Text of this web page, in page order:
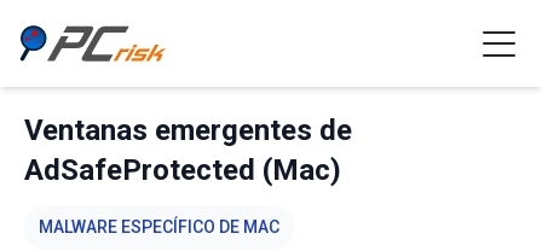
Ventanas emergentes de
AdSafeProtected (Mac)
MALWARE ESPECÍFICO DE MAC